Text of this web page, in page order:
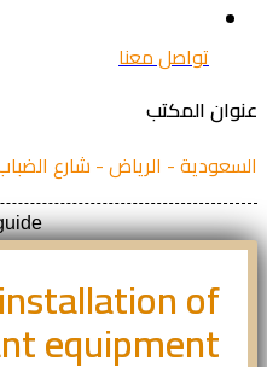
تواصل معنا
المكتب
- الرياض - شارع الضباب -
guide
installation of
equipment